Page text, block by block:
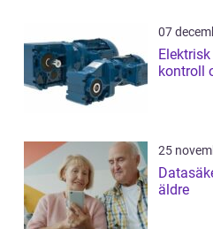
07
kontroll
25
äldre